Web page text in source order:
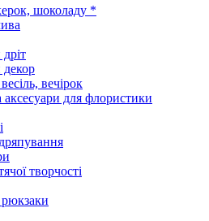
шоколаду *
вечірок
аксесуари для флористики
творчості